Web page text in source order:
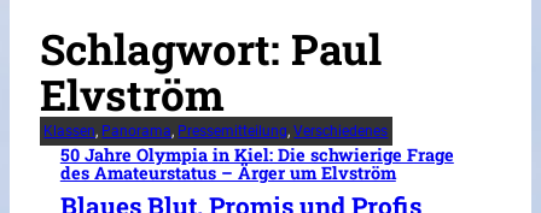
Schlagwort: Paul
Elvström
Klassen, Panorama, Pressemitteilung, Verschiedenes
50 Jahre Olympia in Kiel: Die schwierige Frage
des Amateurstatus – Ärger um Elvström
Blaues Blut, Promis und Profis